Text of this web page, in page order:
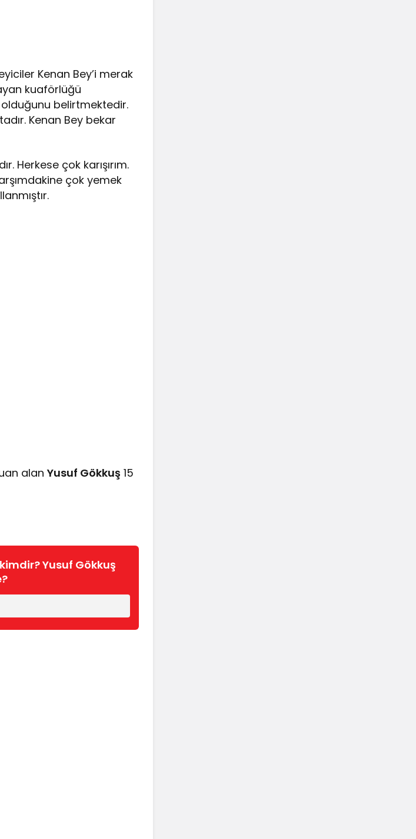
Kenan Bey’i merak
kuaförlüğü
belirtmektedir.
Kenan Bey bekar
Herkese çok karışırım.
çok yemek
alanYusuf Gökkuş 15
Yusuf Gökkuş